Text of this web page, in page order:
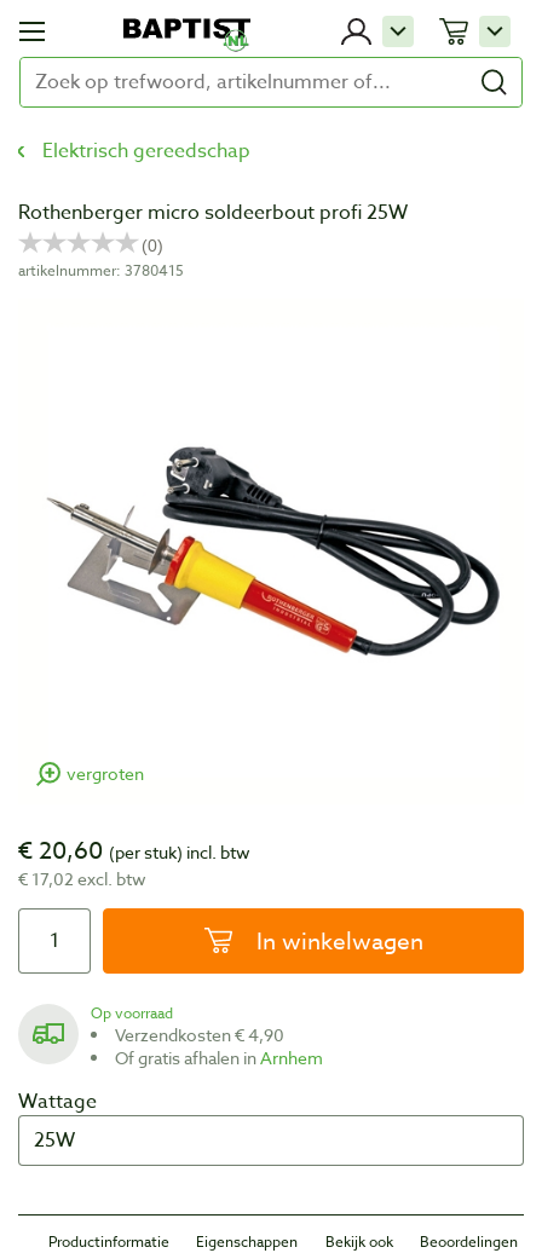
Elektrisch gereedschap
Rothenberger micro soldeerbout profi 25W
artikelnummer: 3780415
vergroten
€ 20,60 (per stuk) incl. btw
€ 17,02 excl. btw
In winkelwagen
Op voorraad
Verzendkosten € 4,90
Of gratis afhalen inArnhem
Wattage
Productinformatie Eigenschappen Bekijk ook Beoordelingen